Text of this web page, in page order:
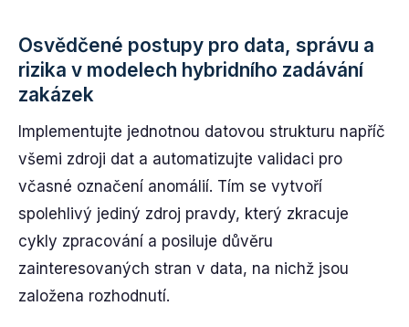
Osvědčené postupy pro data, správu a
rizika v modelech hybridního zadávání
zakázek
Implementujte jednotnou datovou strukturu napříč
všemi zdroji dat a automatizujte validaci pro
včasné označení anomálií. Tím se vytvoří
spolehlivý jediný zdroj pravdy, který zkracuje
cykly zpracování a posiluje důvěru
zainteresovaných stran v data, na nichž jsou
založena rozhodnutí.